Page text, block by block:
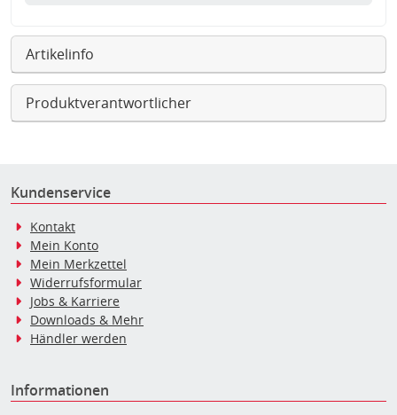
Artikelinfo
Produktverantwortlicher
Kundenservice
Kontakt
Mein Konto
Mein Merkzettel
Widerrufsformular
Jobs & Karriere
Downloads & Mehr
Händler werden
Informationen